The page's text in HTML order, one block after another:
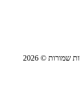
© 2026